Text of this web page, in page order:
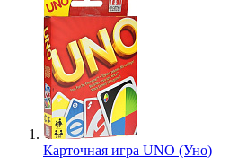
Карточная игра UNO (Уно)